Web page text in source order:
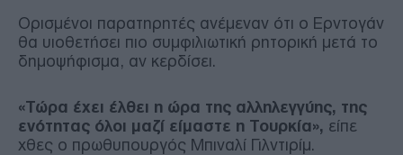
Ορισμένοι παρατηρητές ανέμεναν ότι ο Ερντογάν
θα υιοθετήσει πιο συμφιλιωτική ρητορική μετά το
δημοψήφισμα, αν κερδίσει.
«Τώρα έχει έλθει η ώρα της αλληλεγγύης, της
ενότητας όλοι μαζί είμαστε η Τουρκία», είπε
χθες ο πρωθυπουργός Μπιναλί Γιλντιρίμ.